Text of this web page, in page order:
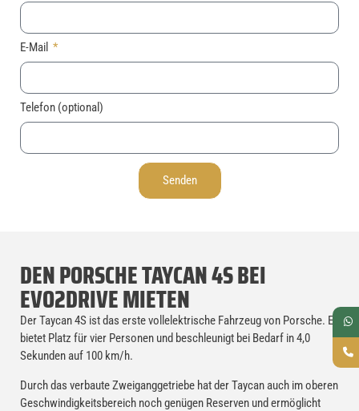
E-Mail
Telefon (optional)
Senden
DEN PORSCHE TAYCAN 4S BEI
EVO2DRIVE MIETEN
Der Taycan 4S ist das erste vollelektrische Fahrzeug von Porsche. Er
bietet Platz für vier Personen und beschleunigt bei Bedarf in 4,0
Sekunden auf 100 km/h.
Durch das verbaute Zweiganggetriebe hat der Taycan auch im oberen
Geschwindigkeitsbereich noch genügen Reserven und ermöglicht